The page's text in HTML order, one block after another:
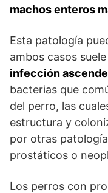
machos enteros
Esta patología
ambos casos
infección
bacterias que
del perro, las
estructura y
por otras
prostáticos o
Los perros con